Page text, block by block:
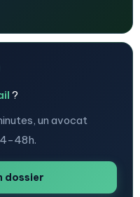
?
un avocat
48h.
dossier